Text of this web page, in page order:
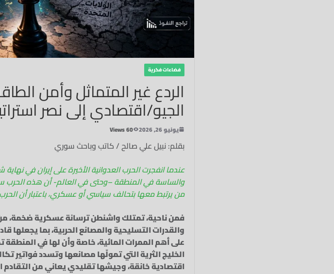
فضاءات فكرية
الردع غير المتماثل وأمن
الجيو/اقتصادي إلى نصر
يونيو 26, 2026 60 Views
بقلم: نبيل علي صالح / كاتب وباحث سوري
والساسة في المنطقة –وحتى في العالم- أن هذه الحرب
من يرتبط معها بتحالف سياسي أو عسكري، باعتبار أن
فمن ناحية، تمتلك واشنطن ترسانة عسكرية ضخمة، من
والقدرات التسليحية والمصانع الحربية، بما
على أهم الممرات المائية، خاصة وأن لها في
الخليج الثرية التي تمولّها مصانعها وتسدد فواتير
اقتصادية خانقة، وجيشها تقليدي يعاني من